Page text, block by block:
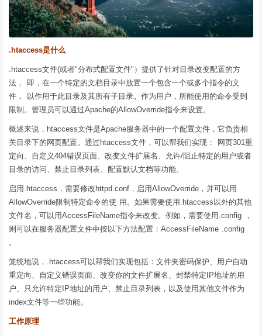
.htaccess是什么
.htaccess文件(或者"分布式配置文件"）提供了针对目录改变配置的方
法， 即，在一个特定的文档目录中放置一个包含一个或多个指令的文
件， 以作用于此目录及其所有子目录。作为用户，所能使用的命令受到
限制。管理员可以通过Apache的AllowOverride指令来设置。
概述来说，htaccess文件是Apache服务器中的一个配置文件，它负责相
关目录下的网页配置。通过htaccess文件，可以帮我们实现： 网页301重
定向、自定义404错误页面、改变文件扩展名、允许/阻止特定的用户或者
目录的访问、禁止目录列表、配置默认文档等功能。
启用.htaccess，需要修改httpd.conf，启用AllowOverride，并可以用
AllowOverride限制特定命令的使 用。如果需要使用.htaccess以外的其他
文件名，可以用AccessFileName指令来改变。例如，需要使用.config ，
则可以在服务器配置文件中按以下方法配置：AccessFileName .config
。
笼统地说，.htaccess可以帮我们实现包括：文件夹密码保护、用户自动
重定向、自定义错误页面、改变你的文件扩展名、封禁特定IP地址的用
户、只允许特定IP地址的用户、禁止目录列表，以及使用其他文件作为
index文件等一些功能。
工作原理